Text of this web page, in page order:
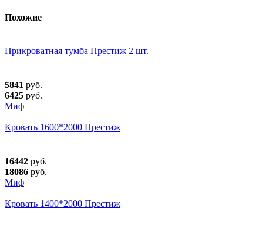
Похожие
Прикроватная тумба Престиж 2 шт.
5841 руб.
6425 руб.
Миф
Кровать 1600*2000 Престиж
16442 руб.
18086 руб.
Миф
Кровать 1400*2000 Престиж